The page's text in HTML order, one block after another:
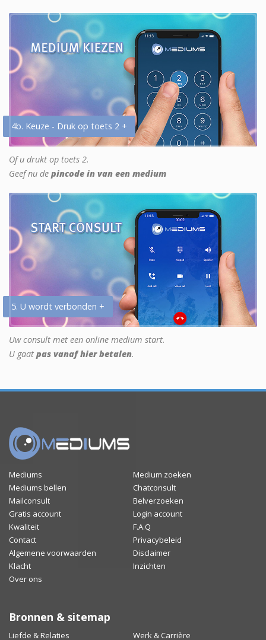
4b. Keuze - Druk op toets 2 +
Of u drukt op toets 2.
Geef nu de pincode in van een medium
5. U wordt verbonden +
Uw consult met een online medium start.
U gaat pas vanaf hier betalen.
Mediums
Medium zoeken
Mediums bellen
Chatconsult
Mailconsult
Belverzoeken
Gratis account
Login account
Kwaliteit
F.A.Q
Contact
Privacybeleid
Algemene voorwaarden
Disclaimer
Klacht
Inzichten
Over ons
Bronnen & sitemap
Liefde & Relaties Werk & Carrière